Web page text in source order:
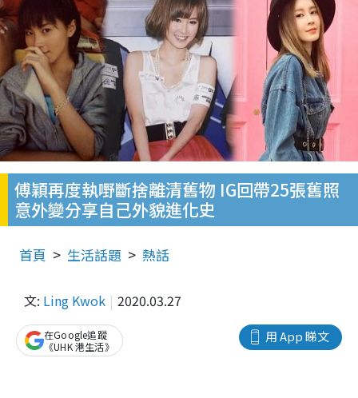
傅穎再度執嘢斷捨離清舊物 IG回帶25張舊照
意外變分享自己外貌進化史
首頁 生活話題 熱話
文: Ling Kwok 2020.03.27
用 App 睇文
在Google追蹤
《UHK 港生活》